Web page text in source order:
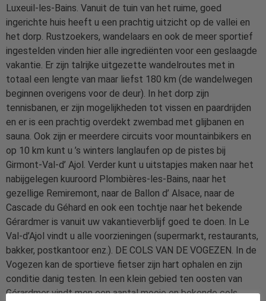
Luxeuil-les-Bains. Vanuit de tuin van het ruime, goed
ingerichte huis heeft u een prachtig uitzicht op de vallei en
het dorp. Rustzoekers, wandelaars en ook de meer sportief
ingestelden vinden hier alle ingrediënten voor een geslaagde
vakantie. Er zijn talrijke uitgezette wandelroutes met in
totaal een lengte van maar liefst 180 km (de wandelwegen
beginnen overigens voor de deur). In het dorp zijn
tennisbanen, er zijn mogelijkheden tot vissen en paardrijden
en er is een prachtig overdekt zwembad met glijbanen en
sauna. Ook zijn er meerdere circuits voor mountainbikers en
op 10 km kunt u ’s winters langlaufen op de pistes bij
Girmont-Val-d’ Ajol. Verder kunt u uitstapjes maken naar het
nabijgelegen kuuroord Plombières-les-Bains, naar het
gezellige Remiremont, naar de Ballon d’ Alsace, naar de
Cascade du Géhard en ook een tochtje naar het bekende
Gérardmer is vanuit uw vakantieverblijf goed te doen. In Le
Val-d’Ajol vindt u alle voorzieningen (supermarkt, restaurants,
bakker, postkantoor enz.). DE COLS VAN DE VOGEZEN. In de
Vogezen kan de sportieve fietser zijn hart ophalen en zijn
conditie danig testen. In een klein gebied ten oosten van
Gérardmer vindt men een aantal mooie en bekende cols